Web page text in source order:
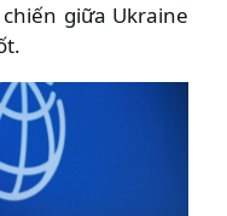
giữa Ukraine